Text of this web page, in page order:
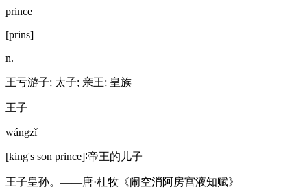
prince
[prins]
n.
王亏游子; 太子; 亲王; 皇族
王子
wángzǐ
[king's son prince]∶帝王的儿子
王子皇孙。——唐·杜牧《闹空消阿房宫液知赋》